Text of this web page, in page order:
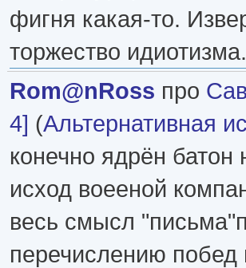
фигня какая-то.
торжество идиотизма.
Rom@nRoss про
4] (Альтернативная
конечно ядрён
исход воееной
весь смысл
перечислению побед